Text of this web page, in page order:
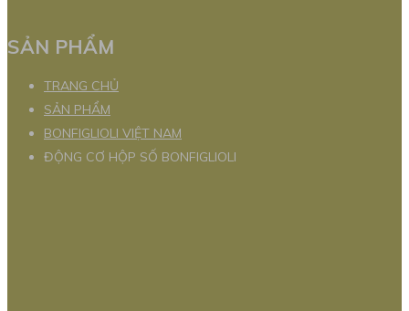
SẢN PHẨM
TRANG CHỦ
SẢN PHẨM
BONFIGLIOLI VIỆT NAM
ĐỘNG CƠ HỘP SỐ BONFIGLIOLI